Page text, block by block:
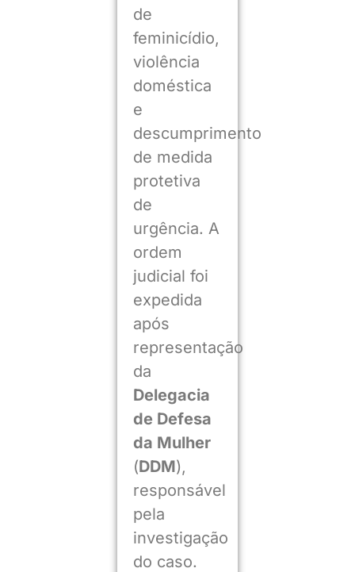
de
feminicídio,
violência
doméstica
e
descumprimento
de medida
protetiva
de
urgência. A
ordem
judicial foi
expedida
após
representação
da
Delegacia
de Defesa
da Mulher
(DDM),
responsável
pela
investigação
do caso.